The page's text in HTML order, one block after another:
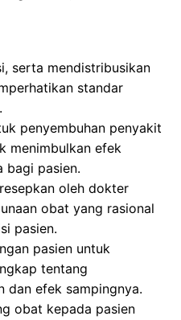
serta mendistribusikan
standar
penyembuhan penyakit
menimbulkan efek
bagi pasien.
oleh dokter
obat yang rasional
pasien.
pasien untuk
tentang
dan efek sampingnya.
obat kepada pasien